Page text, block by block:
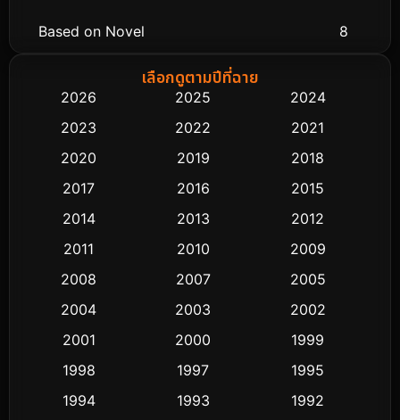
Based on Novel 8
Biography ชีวิตจริง
Classic หนังคลาสสิก
Comedy ตลก 428
Crime อาชญากรรม 503
Cult Film
Dance เต้น
เลือกดูตามปีที่ฉาย
2026 2025
2024
2023
2022
2021
2020
2019
2018
2017
2016
2015
2014
2013
2012
2011
2010
2009
2008
2007
2005
2004
2003
2002
2001
2000
1999
1998
1997
1995
1994
1993
1992